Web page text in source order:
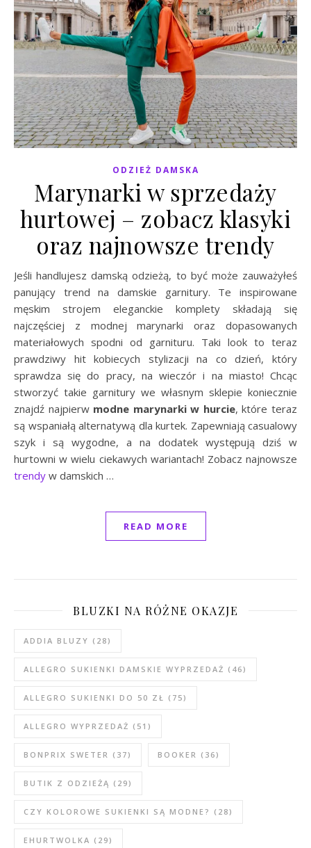
ODZIEŻ DAMSKA
Marynarki w sprzedaży
hurtowej – zobacz klasyki
oraz najnowsze trendy
Jeśli handlujesz damską odzieżą, to być może zauważyłeś
panujący trend na damskie garnitury. Te inspirowane
męskim strojem eleganckie komplety składają się
najczęściej z modnej marynarki oraz dopasowanych
materiałowych spodni od garnituru. Taki look to teraz
prawdziwy hit kobiecych stylizacji na co dzień, który
sprawdza się do pracy, na wieczór i na miasto! Chcąc
stworzyć takie garnitury we własnym sklepie koniecznie
znajdź najpierw modne marynarki w hurcie, które teraz
są wspaniałą alternatywą dla kurtek. Zapewniają casualowy
szyk i są wygodne, a na dodatek występują dziś w
hurtowni w wielu ciekawych wariantach! Zobacz najnowsze
trendy w damskich …
READ MORE
BLUZKI NA RÓŻNE OKAZJE
ADDIA BLUZY (28)
ALLEGRO SUKIENKI DAMSKIE WYPRZEDAŻ (46)
ALLEGRO SUKIENKI DO 50 ZŁ (75)
ALLEGRO WYPRZEDAŻ (51)
BONPRIX SWETER (37) BOOKER (36)
BUTIK Z ODZIEŻĄ (29)
CZY KOLOROWE SUKIENKI SĄ MODNE? (28)
EHURTWOLKA (29)